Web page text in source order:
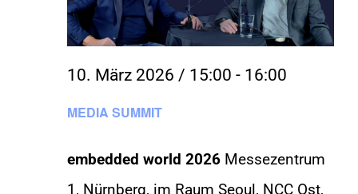
MEDIA SUMMIT
10. März 2026 / 15:00 - 16:00
embedded world 2026 Messezentrum
1, Nürnberg, im Raum Seoul, NCC Ost,